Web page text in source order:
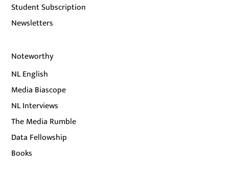
Student Subscription
Newsletters
Noteworthy
NL English
Media Biascope
NL Interviews
The Media Rumble
Data Fellowship
Books